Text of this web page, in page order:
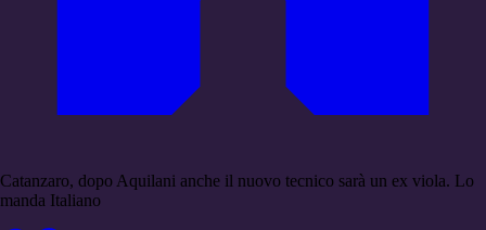
Catanzaro, dopo Aquilani anche il nuovo tecnico sarà un ex viola. Lo
manda Italiano